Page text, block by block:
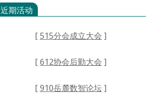
近期活动
[515分会成立大会 ]
[612协会后勤大会 ]
[910岳麓数智论坛]